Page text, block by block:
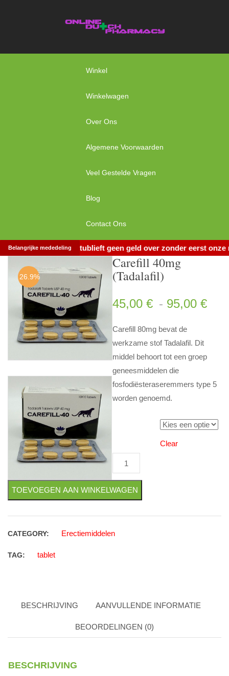
Winkel
Winkelwagen
Over Ons
Algemene Voorwaarden
Veel Gestelde Vragen
Blog
Contact Ons
Belangrijke mededeling
klanten, maak alstublieft geen geld over zonder eerst onze
26.9%
Carefill 40mg
(Tadalafil)
45,00 € - 95,00 €
Carefill 80mg bevat de
werkzame stof Tadalafil. Dit
middel behoort tot een groep
geneesmiddelen die
fosfodiësteraseremmers type 5
worden genoemd.
Clear
Carefill 40mg (Tadalafil) aantal
TOEVOEGEN AAN WINKELWAGEN
CATEGORY: Erectiemiddelen
TAG: tablet
BESCHRIJVING AANVULLENDE INFORMATIE
BEOORDELINGEN (0)
BESCHRIJVING